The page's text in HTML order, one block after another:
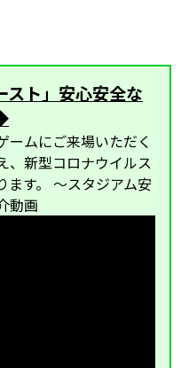
ト」安心安全な
ームにご来場いただく
、新型コロナウイルス
ます。 〜スタジアム安
動画